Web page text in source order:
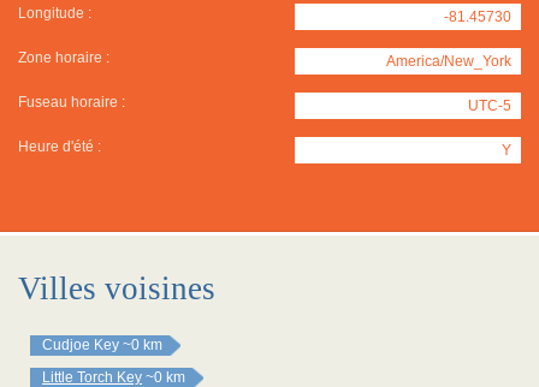
Longitude : -81.45730
Zone horaire : America/New_York
Fuseau horaire : UTC-5
Heure d'été : Y
Villes voisines
Cudjoe Key ~0 km
Little Torch Key ~0 km